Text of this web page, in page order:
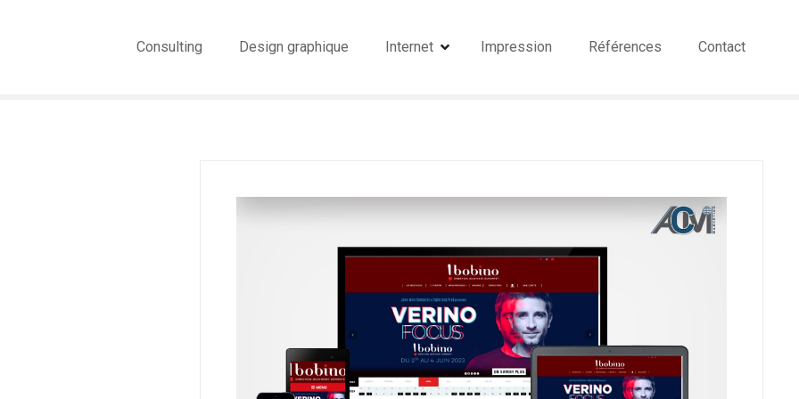
Consulting Design graphique Internet Impression Références Contact